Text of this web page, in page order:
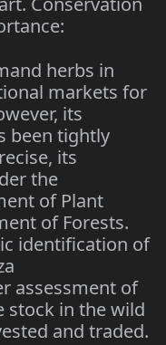
herbs in
markets for
its
been tightly
its
the
of Plant
of Forests.
identification of
assessment of
stock in the wild
and traded.